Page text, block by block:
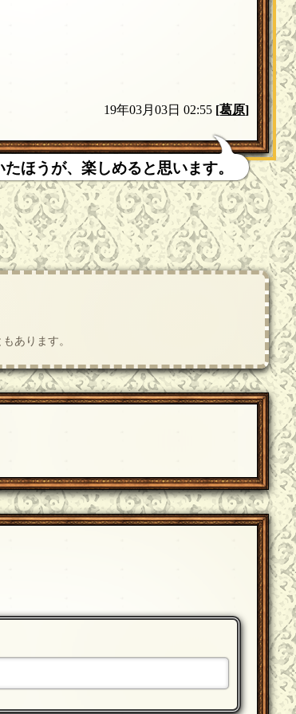
19年03月03日 02:55 [葛原]
ほうが、楽しめると思います。
あります。